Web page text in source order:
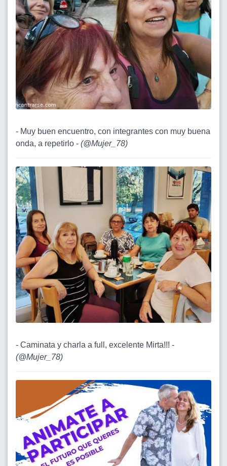
- Muy buen encuentro, con integrantes con muy buena
onda, a repetirlo - (@Mujer_78)
- Caminata y charla a full, excelente Mirta!!! -
(@Mujer_78)